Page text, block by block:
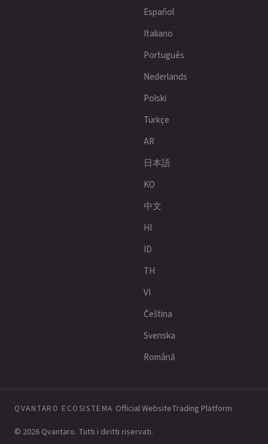
Español
Italiano
Português
Nederlands
Polski
Türkçe
AR
日本語
KO
中文
HI
ID
TH
VI
Čeština
Svenska
Română
QVANTARO ECOSISTEMA Official WebsiteTrading Platform
© 2026 Qvantaro. Tutti i diritti riservati.